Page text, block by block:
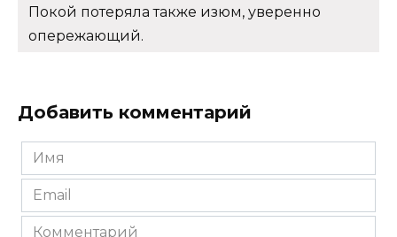
Покой потеряла также изюм, уверенно
опережающий.
Добавить комментарий
Имя
*
Email
*
Комментарий